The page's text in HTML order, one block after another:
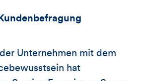
Unternehmen mit dem
hat